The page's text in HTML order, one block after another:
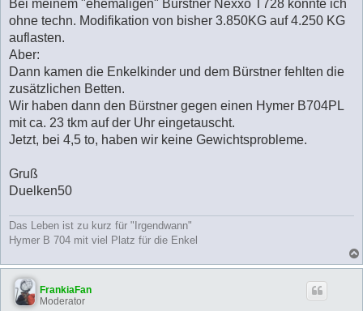
Bei meinem "ehemaligen" Bürstner Nexxo T728 konnte ich
ohne techn. Modifikation von bisher 3.850KG auf 4.250 KG
auflasten.
Aber:
Dann kamen die Enkelkinder und dem Bürstner fehlten die
zusätzlichen Betten.
Wir haben dann den Bürstner gegen einen Hymer B704PL
mit ca. 23 tkm auf der Uhr eingetauscht.
Jetzt, bei 4,5 to, haben wir keine Gewichtsprobleme.
Gruß
Duelken50
Das Leben ist zu kurz für "Irgendwann"
Hymer B 704 mit viel Platz für die Enkel
FrankiaFan
Moderator